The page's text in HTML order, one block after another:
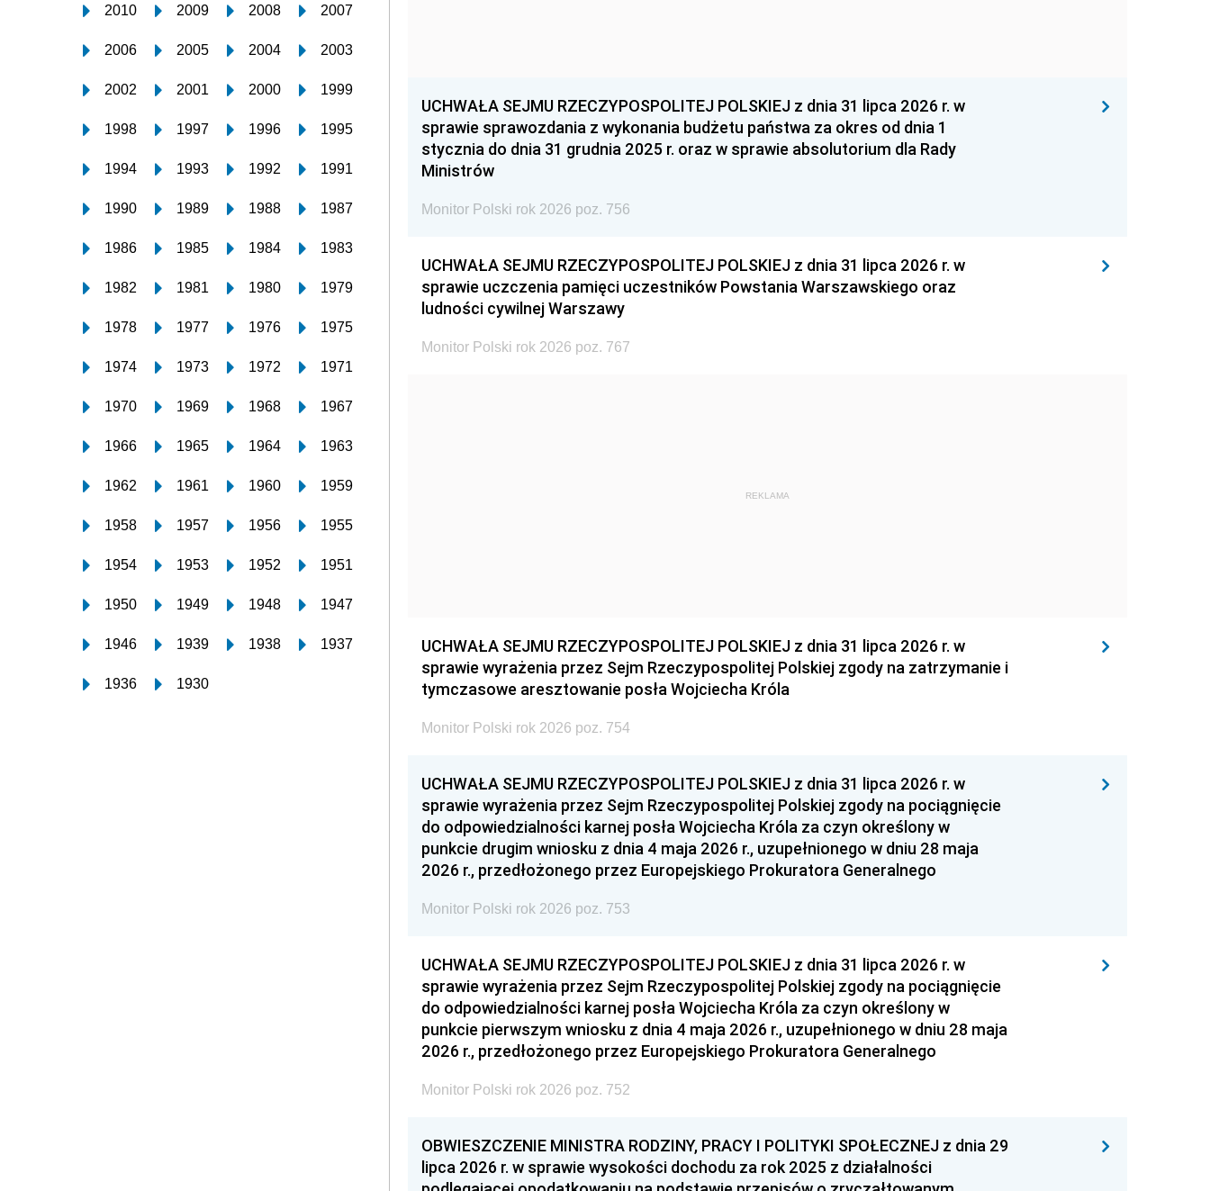
2010 2009 2008 2007
2006 2005 2004 2003
2002 2001 2000 1999
1998 1997 1996 1995
1994 1993 1992 1991
1990 1989 1988 1987
1986 1985 1984 1983
1982 1981 1980 1979
1978 1977 1976 1975
1974 1973 1972 1971
1970 1969 1968 1967
1966 1965 1964 1963
1962 1961 1960 1959
1958 1957 1956 1955
1954 1953 1952 1951
1950 1949 1948 1947
1946 1939 1938 1937
1936 1930
UCHWAŁA SEJMU RZECZYPOSPOLITEJ POLSKIEJ z dnia 31 lipca 2026 r. w
sprawie sprawozdania z wykonania budżetu państwa za okres od dnia 1
stycznia do dnia 31 grudnia 2025 r. oraz w sprawie absolutorium dla Rady
Ministrów
Monitor Polski rok 2026 poz. 756
UCHWAŁA SEJMU RZECZYPOSPOLITEJ POLSKIEJ z dnia 31 lipca 2026 r. w
sprawie uczczenia pamięci uczestników Powstania Warszawskiego oraz
ludności cywilnej Warszawy
Monitor Polski rok 2026 poz. 767
REKLAMA
UCHWAŁA SEJMU RZECZYPOSPOLITEJ POLSKIEJ z dnia 31 lipca 2026 r. w
sprawie wyrażenia przez Sejm Rzeczypospolitej Polskiej zgody na zatrzymanie i
tymczasowe aresztowanie posła Wojciecha Króla
Monitor Polski rok 2026 poz. 754
UCHWAŁA SEJMU RZECZYPOSPOLITEJ POLSKIEJ z dnia 31 lipca 2026 r. w
sprawie wyrażenia przez Sejm Rzeczypospolitej Polskiej zgody na pociągnięcie
do odpowiedzialności karnej posła Wojciecha Króla za czyn określony w
punkcie drugim wniosku z dnia 4 maja 2026 r., uzupełnionego w dniu 28 maja
2026 r., przedłożonego przez Europejskiego Prokuratora Generalnego
Monitor Polski rok 2026 poz. 753
UCHWAŁA SEJMU RZECZYPOSPOLITEJ POLSKIEJ z dnia 31 lipca 2026 r. w
sprawie wyrażenia przez Sejm Rzeczypospolitej Polskiej zgody na pociągnięcie
do odpowiedzialności karnej posła Wojciecha Króla za czyn określony w
punkcie pierwszym wniosku z dnia 4 maja 2026 r., uzupełnionego w dniu 28 maja
2026 r., przedłożonego przez Europejskiego Prokuratora Generalnego
Monitor Polski rok 2026 poz. 752
OBWIESZCZENIE MINISTRA RODZINY, PRACY I POLITYKI SPOŁECZNEJ z dnia 29
lipca 2026 r. w sprawie wysokości dochodu za rok 2025 z działalności